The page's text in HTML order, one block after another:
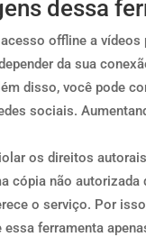
dessa
offline a
da sua
disso, você pode
sociais.
os direitos
cópia não
o serviço. Por
ferramenta